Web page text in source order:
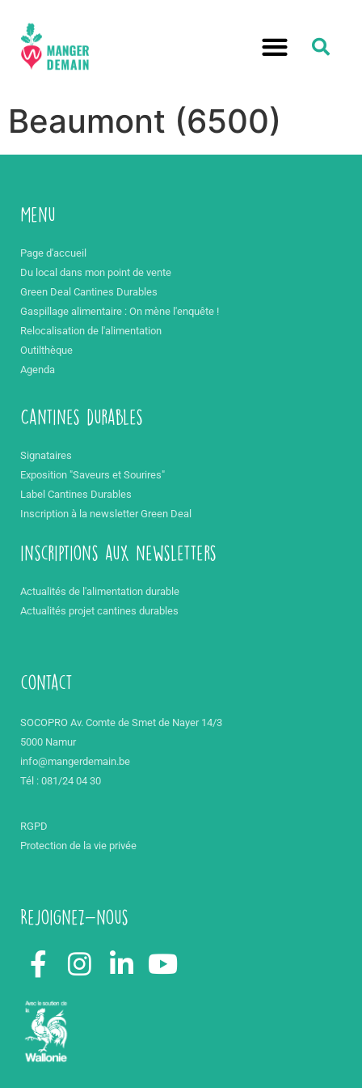
Beaumont (6500)
Menu
Page d'accueil
Du local dans mon point de vente
Green Deal Cantines Durables
Gaspillage alimentaire : On mène l'enquête !
Relocalisation de l'alimentation
Outilthèque
Agenda
Cantines durables
Signataires
Exposition "Saveurs et Sourires"
Label Cantines Durables
Inscription à la newsletter Green Deal
inscriptions aux newsletters
Actualités de l'alimentation durable
Actualités projet cantines durables
contact
SOCOPRO Av. Comte de Smet de Nayer 14/3
5000 Namur
info@mangerdemain.be
Tél : 081/24 04 30
RGPD
Protection de la vie privée
Rejoignez-nous